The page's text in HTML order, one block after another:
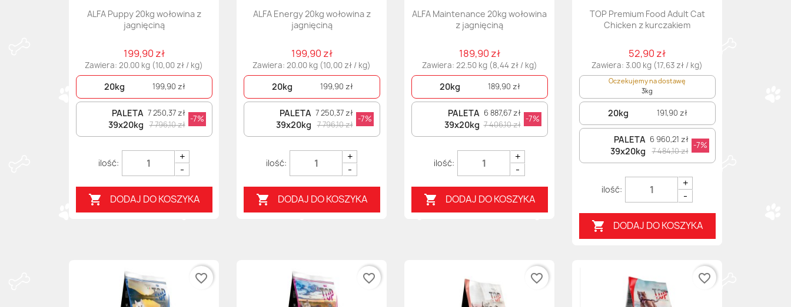
ALFA Puppy 20kg wołowina z
jagnięciną
199,90 zł
Zawiera: 20.00 kg (10,00 zł / kg)
20kg 199,90 zł
PALETA
39x20kg
7 250,37 zł
7 796,10 zł
-7%
+
-
 DODAJ DO KOSZYKA
ALFA Energy 20kg wołowina z
jagnięciną
199,90 zł
Zawiera: 20.00 kg (10,00 zł / kg)
20kg 199,90 zł
PALETA
39x20kg
7 250,37 zł
7 796,10 zł
-7%
+
-
 DODAJ DO KOSZYKA
ALFA Maintenance 20kg wołowina
z jagnięciną
189,90 zł
Zawiera: 22.50 kg (8,44 zł / kg)
20kg 189,90 zł
PALETA
39x20kg
6 887,67 zł
7 406,10 zł
-7%
+
-
 DODAJ DO KOSZYKA
TOP Premium Food Adult Cat
Chicken z kurczakiem
52,90 zł
Zawiera: 3.00 kg (17,63 zł / kg)
Oczekujemy na dostawę
3kg
20kg 191,90 zł
PALETA
39x20kg
6 960,21 zł
7 484,10 zł
-7%
+
-
 DODAJ DO KOSZYKA
favorite_border favorite_border favorite_border favorite_border